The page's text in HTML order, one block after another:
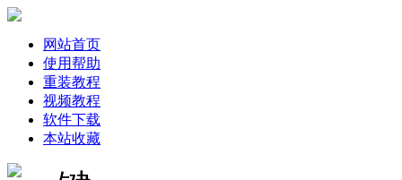
网站首页
使用帮助
重装教程
视频教程
软件下载
本站收藏